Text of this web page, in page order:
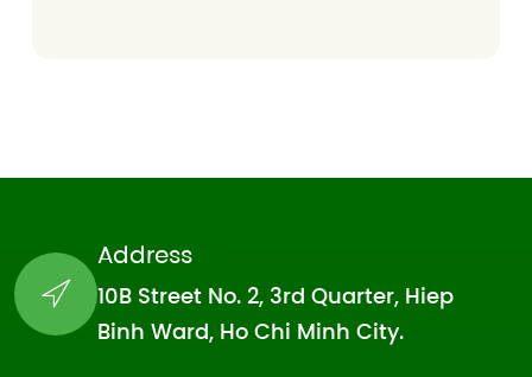
Address
10B Street No. 2, 3rd Quarter, Hiep
Binh Ward, Ho Chi Minh City.